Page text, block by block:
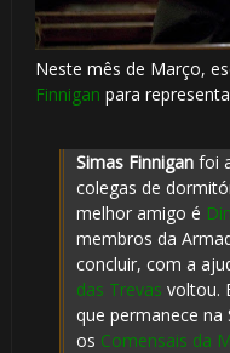
Neste mês de Março,
Finnigan para
Simas Finniganfoi
colegas de
melhor amigo é
membros da
concluir, com a
das Trevas voltou.
que permanece na
os Comensais da